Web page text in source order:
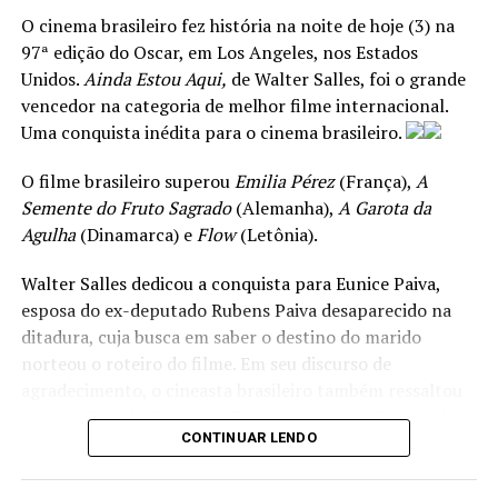
foliões pela Avenida do Samba.
A seguir, confira a programação organizada por
localidade:
Ensaios técnicos
ANÚNCIO
Anúncio
agradeceu à distribuidora brasileira Vitrine Filmes, à
produtora e companheira Emilie, à equipe e ao
elenco. “Obrigado, Wagner Moura. As melhores
coisas acontecem quando você tem um grande ator e
um grande amigo. Eu dedico esse filme aos jovens
diretor.
A vitória coroou um percurso internacional iniciado
concorrendo à Palma de Ouro. Na ocasião, uma
apresentação de frevo tomou a Avenida Croisette e se
tornou um dos momentos mais comentados da edição.
O cinema brasileiro fez história na noite de hoje (3) na
97ª edição do Oscar, em Los Angeles, nos Estados
Unidos.Ainda Estou Aqui, de Walter Salles, foi o grande
vencedor na categoria de melhor filme internacional.
Uma conquista inédita para o cinema brasileiro.
O filme brasileiro superouEmilia Pérez(França), A
Semente do Fruto Sagrado(Alemanha), A Garota da
Agulha(Dinamarca) eFlow(Letônia).
Walter Salles dedicou a conquista para Eunice Paiva,
esposa do ex-deputado Rubens Paiva desaparecido na
ditadura, cuja busca em saber o destino do marido
norteou o roteiro do filme. Em seu discurso de
os trabalhos de Fernanda Torres, e sua mãe, Fernanda
CONTINUAR LENDO